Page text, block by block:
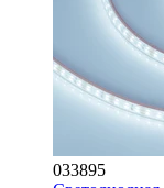
033895